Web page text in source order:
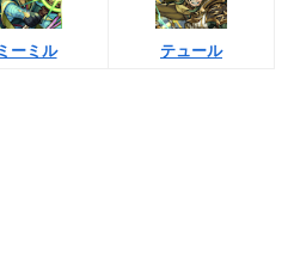
ミーミル テュール